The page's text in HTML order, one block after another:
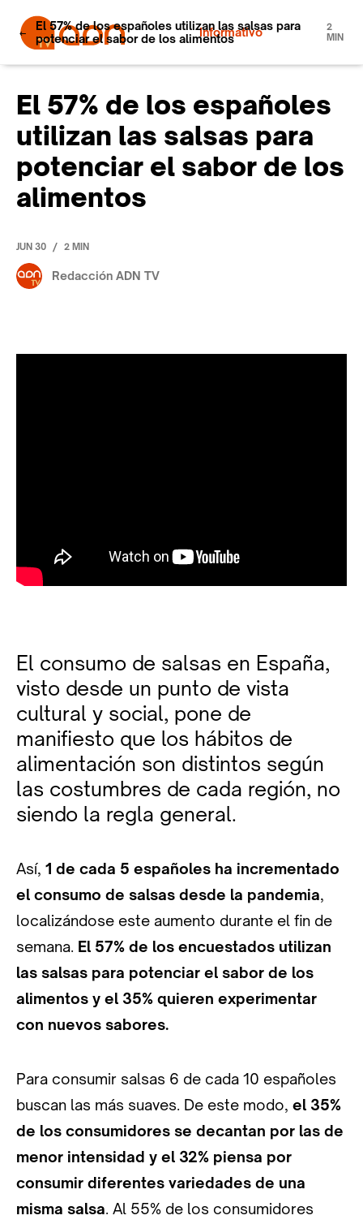
Informativo
El 57% de los españoles utilizan las salsas para
potenciar el sabor de los alimentos
2
MIN
El 57% de los españoles
utilizan las salsas para
potenciar el sabor de los
alimentos
JUN 30 / 2 MIN
Redacción ADN TV
El consumo de salsas en España,
visto desde un punto de vista
cultural y social, pone de
manifiesto que los hábitos de
alimentación son distintos según
las costumbres de cada región, no
siendo la regla general.
Así, 1 de cada 5 españoles ha incrementado
el consumo de salsas desde la pandemia,
localizándose este aumento durante el fin de
semana. El 57% de los encuestados utilizan
las salsas para potenciar el sabor de los
alimentos y el 35% quieren experimentar
con nuevos sabores.
Para consumir salsas 6 de cada 10 españoles
buscan las más suaves. De este modo, el 35%
de los consumidores se decantan por las de
menor intensidad y el 32% piensa por
consumir diferentes variedades de una
misma salsa. Al 55% de los consumidores